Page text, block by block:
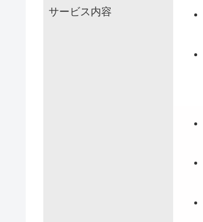
サービス内容